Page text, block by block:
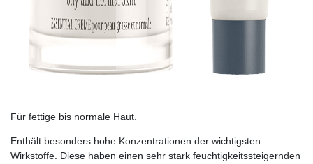
Für fettige bis normale Haut.
Enthält besonders hohe Konzentrationen der wichtigsten
Wirkstoffe. Diese haben einen sehr stark feuchtigkeitssteigernden